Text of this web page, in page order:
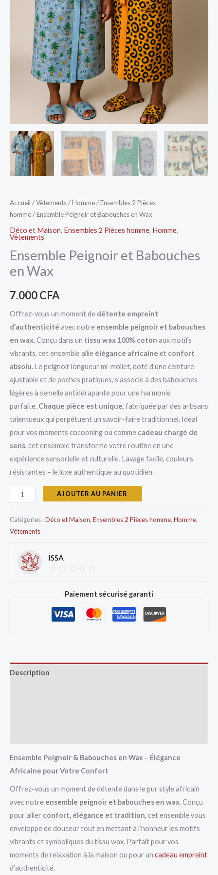
Accueil /Vêtements/Homme/Ensembles 2 Pièces
homme/ Ensemble Peignoir et Babouches en Wax
Déco et Maison, Ensembles 2 Pièces homme, Homme,
Vêtements
Ensemble Peignoir et Babouches
en Wax
7.000CFA
Offrez-vous un moment de détente empreint
d’authenticité avec notre ensemble peignoir et babouches
en wax. Conçu dans un tissu wax 100% coton aux motifs
vibrants, cet ensemble allie élégance africaine et confort
absolu. Le peignoir longueur mi-mollet, doté d’une ceinture
ajustable et de poches pratiques, s’associe à des babouches
légères à semelle antidérapante pour une harmonie
parfaite. Chaque pièce est unique, fabriquée par des artisans
talentueux qui perpétuent un savoir-faire traditionnel. Idéal
pour vos moments cocooning ou comme cadeau chargé de
sens, cet ensemble transforme votre routine en une
expérience sensorielle et culturelle. Lavage facile, couleurs
résistantes – le luxe authentique au quotidien.
AJOUTER AU PANIER
Catégories :Déco et Maison, Ensembles 2 Pièces homme, Homme,
Vêtements
ISSA
Paiement sécurisé garanti
Description
Ensemble Peignoir & Babouches en Wax – Élégance
Africaine pour Votre Confort
Offrez-vous un moment de détente dans le pur style africain
avec notre ensemble peignoir et babouches en wax. Conçu
pour allier confort, élégance et tradition, cet ensemble vous
enveloppe de douceur tout en mettant à l’honneur les motifs
vibrants et symboliques du tissu wax. Parfait pour vos
moments de relaxation à la maison ou pour un cadeau empreint
d’authenticité.